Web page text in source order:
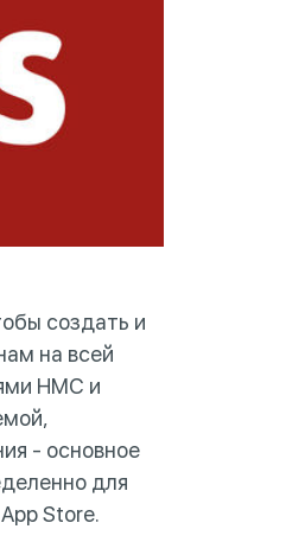
создать и
на всей
HMC и
- основное
для
Store.